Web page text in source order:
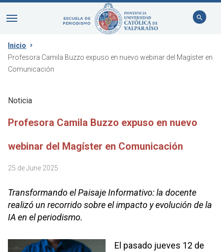
Inicio
Profesora Camila Buzzo expuso en nuevo webinar del Magíster en
Comunicación
Noticia
Profesora Camila Buzzo expuso en nuevo
webinar del Magíster en Comunicación
25 de June 2025
Transformando el Paisaje Informativo: la docente
realizó un recorrido sobre el impacto y evolución de la
IA en el periodismo.
El pasado jueves 12 de